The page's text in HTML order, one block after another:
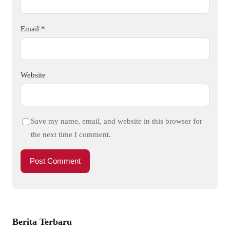
Email *
Website
Save my name, email, and website in this browser for
the next time I comment.
Berita Terbaru